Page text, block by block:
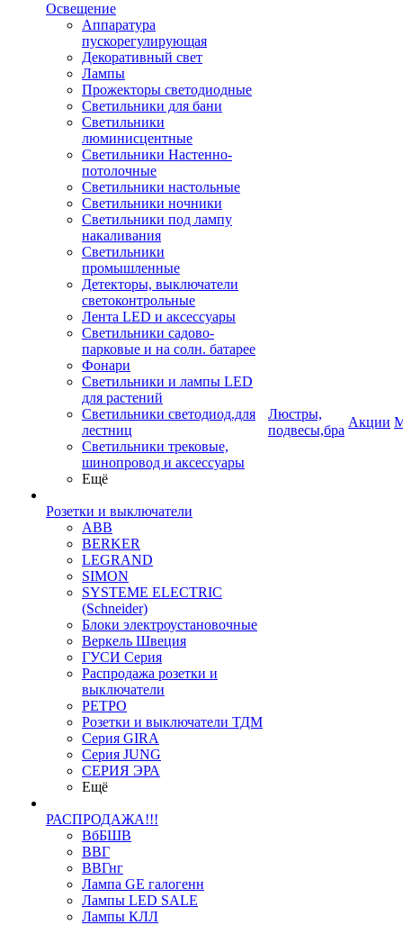
Освещение
Аппаратура
пускорегулирующая
Декоративный свет
Лампы
Прожекторы светодиодные
Светильники для бани
Светильники
люминисцентные
Светильники Настенно-
потолочные
Светильники настольные
Светильники ночники
Светильники под лампу
накаливания
Светильники
промышленные
Детекторы, выключатели
светоконтрольные
Лента LED и аксессуары
Светильники садово-
парковые и на солн. батарее
Фонари
Светильники и лампы LED
для растений
Светильники светодиод.для
лестниц
Светильники трековые,
шинопровод и аксессуары
Ещё
Розетки и выключатели
ABB
BERKER
LEGRAND
SIMON
SYSTEME ELECTRIC
(Schneider)
Блоки электроустановочные
Веркель Швеция
ГУСИ Серия
Распродажа розетки и
выключатели
РЕТРО
Розетки и выключатели ТДМ
Серия GIRA
Серия JUNG
СЕРИЯ ЭРА
Ещё
РАСПРОДАЖА!!!
ВбБШВ
ВВГ
ВВГнг
Лампа GE галогенн
Лампы LED SALE
Лампы КЛЛ
Люстры,
подвесы,бра
Акции